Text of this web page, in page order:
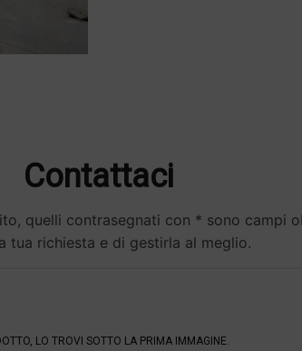
Contattaci
quelli contrasegnati con * sono campi
tua richiesta e di gestirla al meglio.
LO TROVI SOTTO LA PRIMA IMMAGINE.